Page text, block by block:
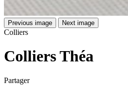
Previous image Next image
Colliers
Colliers Théa
Partager